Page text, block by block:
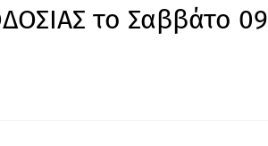
το Σαββάτο 09